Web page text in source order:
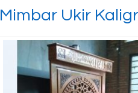
Mimbar Ukir